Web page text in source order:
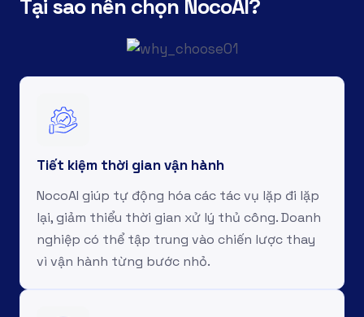
Tại sao nên chọn NocoAI?
Tiết kiệm thời gian vận hành
NocoAI giúp tự động hóa các tác vụ lặp đi lặp
lại, giảm thiểu thời gian xử lý thủ công. Doanh
nghiệp có thể tập trung vào chiến lược thay
vì vận hành từng bước nhỏ.